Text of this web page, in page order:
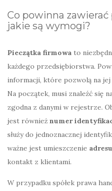
Co powinna
jakie są wymogi?
Pieczątka firmowa to
każdego przedsiębiorstwa.
informacji, które pozwolą na jej
Na początek, musi znaleźć się
zgodna z danymi w rejestrze.
jest również numer
służy do jednoznacznej
ważne jest umieszczenie
kontakt z klientami.
W przypadku spółek prawa